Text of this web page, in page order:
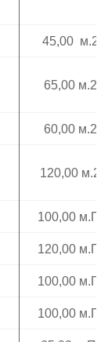
45,00 м.2
65,00 м.2
60,00 м.2
120,00 м.2
100,00 м.П.
120,00 м.П.
100,00 м.П.
100,00 м.П.